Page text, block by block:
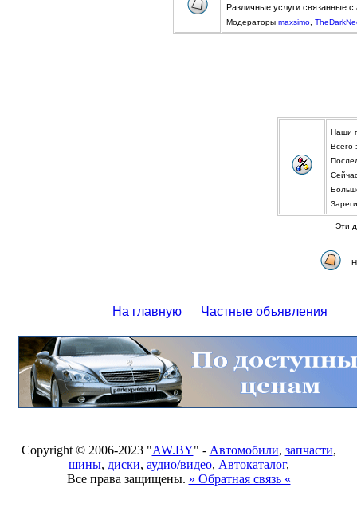
Различные услуги связанные с
Модераторы maxsimo
Наши
Всего
Эти
На главную Частные объявления
Copyright © 2006-2023 "AW.BY" - Автомобили, запчасти,
шины, диски, аудио/видео, Автокаталог,
Все права защищены. » Обратная связь «